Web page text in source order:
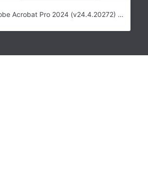
Adobe Acrobat Pro 2024 (v24.4.20272) 中文版免费下载 安装教程